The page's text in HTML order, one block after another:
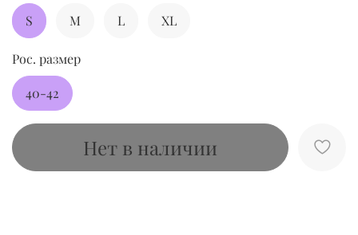
Нет в наличии
S M L XL
Рос. размер
40-42